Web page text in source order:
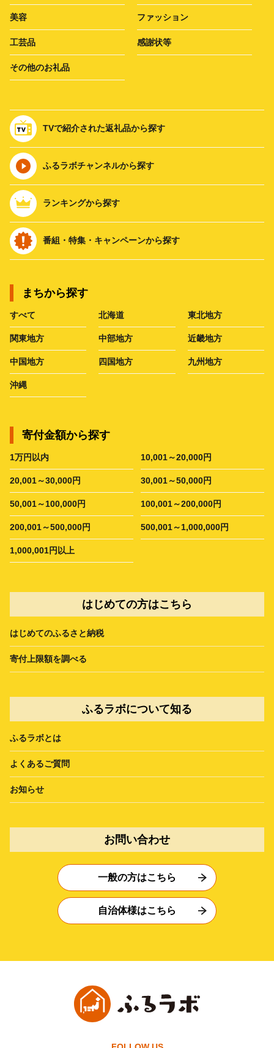
美容 ファッション
工芸品 感謝状等
その他のお礼品
TVで紹介された返礼品から探す
ふるラボチャンネルから探す
ランキングから探す
番組・特集・キャンペーンから探す
まちから探す
すべて 北海道 東北地方
関東地方 中部地方 近畿地方
中国地方 四国地方 九州地方
沖縄
寄付金額から探す
1万円以内 10,001～20,000円
20,001～30,000円 30,001～50,000円
50,001～100,000円 100,001～200,000円
200,001～500,000円 500,001～1,000,000円
1,000,001円以上
はじめての方はこちら
はじめてのふるさと納税
寄付上限額を調べる
ふるラボについて知る
ふるラボとは
よくあるご質問
お知らせ
お問い合わせ
一般の方はこちら
自治体様はこちら